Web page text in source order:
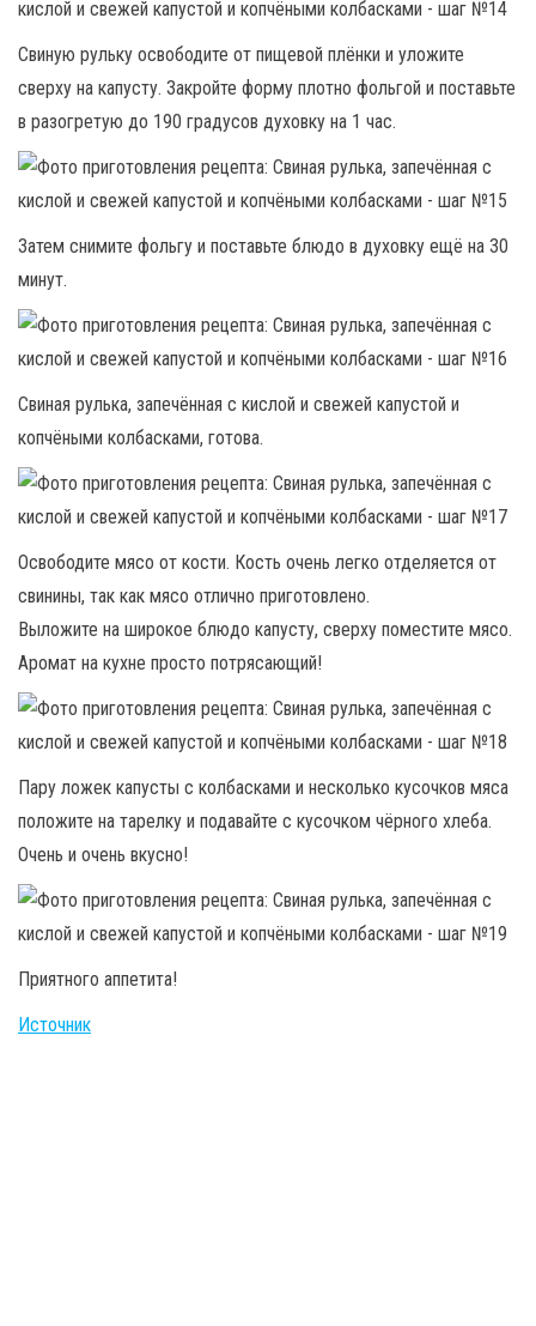
Свиную рульку освободите от пищевой плёнки и уложите
сверху на капусту. Закройте форму плотно фольгой и поставьте
в разогретую до 190 градусов духовку на 1 час.
Затем снимите фольгу и поставьте блюдо в духовку ещё на 30
минут.
Свиная рулька, запечённая с кислой и свежей капустой и
копчёными колбасками, готова.
Освободите мясо от кости. Кость очень легко отделяется от
свинины, так как мясо отлично приготовлено.
Выложите на широкое блюдо капусту, сверху поместите мясо.
Аромат на кухне просто потрясающий!
Пару ложек капусты с колбасками и несколько кусочков мяса
положите на тарелку и подавайте с кусочком чёрного хлеба.
Очень и очень вкусно!
Приятного аппетита!
Источник